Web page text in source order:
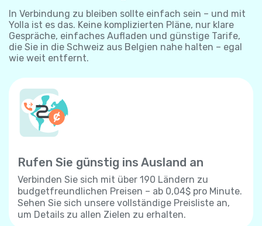
In Verbindung zu bleiben sollte einfach sein – und mit
Yolla ist es das. Keine komplizierten Pläne, nur klare
Gespräche, einfaches Aufladen und günstige Tarife,
die Sie in die Schweiz aus Belgien nahe halten – egal
wie weit entfernt.
Rufen Sie günstig ins Ausland an
Verbinden Sie sich mit über 190 Ländern zu
budgetfreundlichen Preisen – ab 0,04$ pro Minute.
Sehen Sie sich unsere vollständige Preisliste an,
um Details zu allen Zielen zu erhalten.